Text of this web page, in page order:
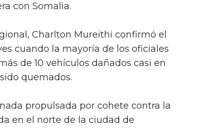
con Somalia.
Charlton Mureithi confirmó el
cuando la mayoría de los oficiales
de 10 vehículos dañados casi en
quemados.
propulsada por cohete contra la
en el norte de la ciudad de